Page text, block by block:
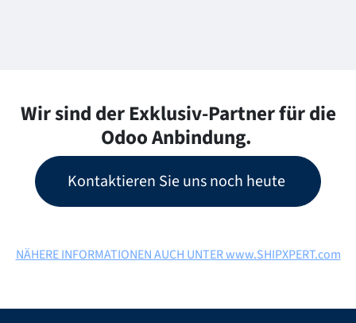
Wir sind der Exklusiv-Partner für die
Odoo Anbindung.
Kontaktieren Sie uns noch heute
NÄHERE INFORMATIONEN AUCH UNTER www.SHIPXPERT.com